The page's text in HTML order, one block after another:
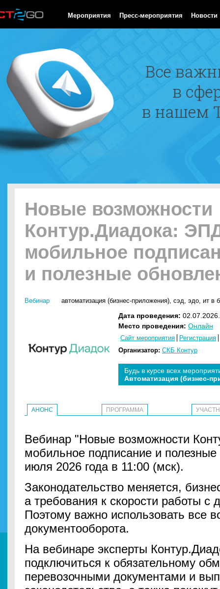
Мероприятия Пресс-мероприятия Новости
Новые возможности
Контур.Диадока:
мобильное
и полезные
Вебинар автоматизация (бизнес-приложения), сэд, эдо, ит в
Дата проведения:
Место проведения: Онлайн
Сайт мероприятия
Регистрация
Организатор: СКБ Контур
Будь в курсе всех
Автоматизация (бизнес-
АНОНС ПРОГРАММА
Вебинар "Новые возможности
мобильное подписание и полезные
июля 2026 года в 11:00 (мск).
Законодательство меняется,
а требования к скорости работы с
Поэтому важно использовать все
документооборота.
На вебинаре эксперты
подключиться к обязательному
перевозочными документами и